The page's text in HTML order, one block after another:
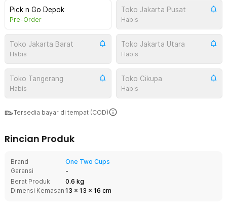
Pick n Go Depok
Pre-Order
Toko Jakarta Pusat
Habis
Toko Jakarta Barat
Habis
Toko Jakarta Utara
Habis
Toko Tangerang
Habis
Toko Cikupa
Habis
Tersedia bayar di tempat (COD)
Rincian Produk
Brand
One Two Cups
Garansi
-
Berat Produk
0.6 kg
Dimensi Kemasan 13 x 13 x 16 cm